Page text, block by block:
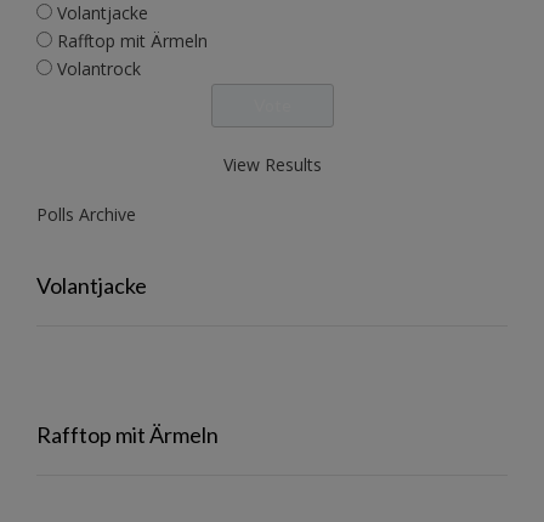
Volantjacke
Rafftop mit Ärmeln
Volantrock
View Results
Polls Archive
Volantjacke
Rafftop mit Ärmeln